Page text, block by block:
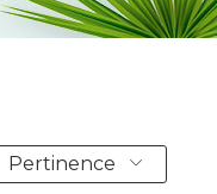
Pertinence